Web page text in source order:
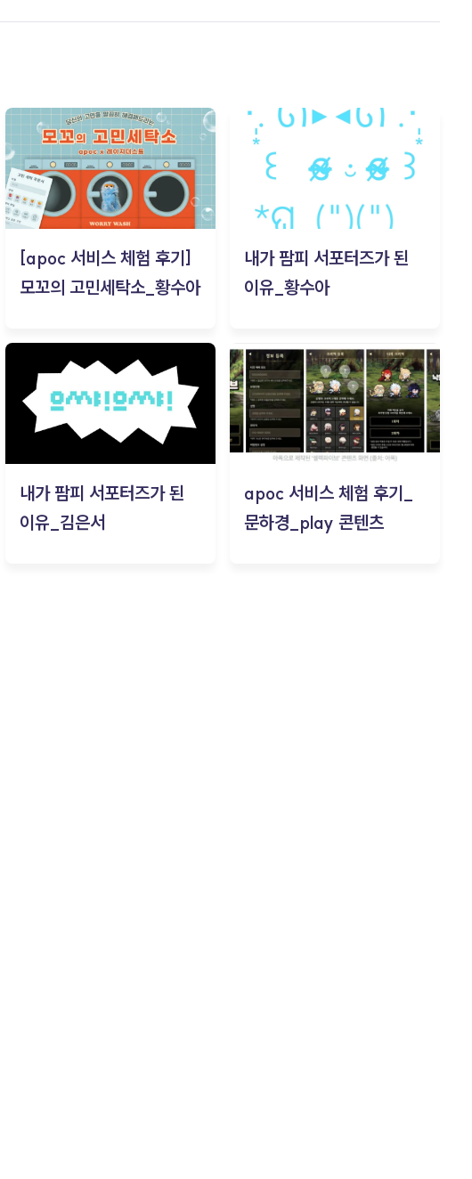
[apoc 서비스 체험 후기]
모꼬의 고민세탁소_황수아
내가 팜피 서포터즈가 된
이유_황수아
내가 팜피 서포터즈가 된
이유_김은서
apoc 서비스 체험 후기_
문하경_play 콘텐츠